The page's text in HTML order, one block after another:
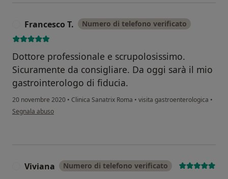
Francesco T. Numero di telefono verificato
Dottore professionale e scrupolosissimo.
Sicuramente da consigliare. Da oggi sarà il mio
gastrointerologo di fiducia.
20 novembre 2020 • Clinica Sanatrix Roma • visita gastroenterologica •
secondo l'opinione dell'utente Francesco T.
Segnala abuso
Viviana Numero di telefono verificato